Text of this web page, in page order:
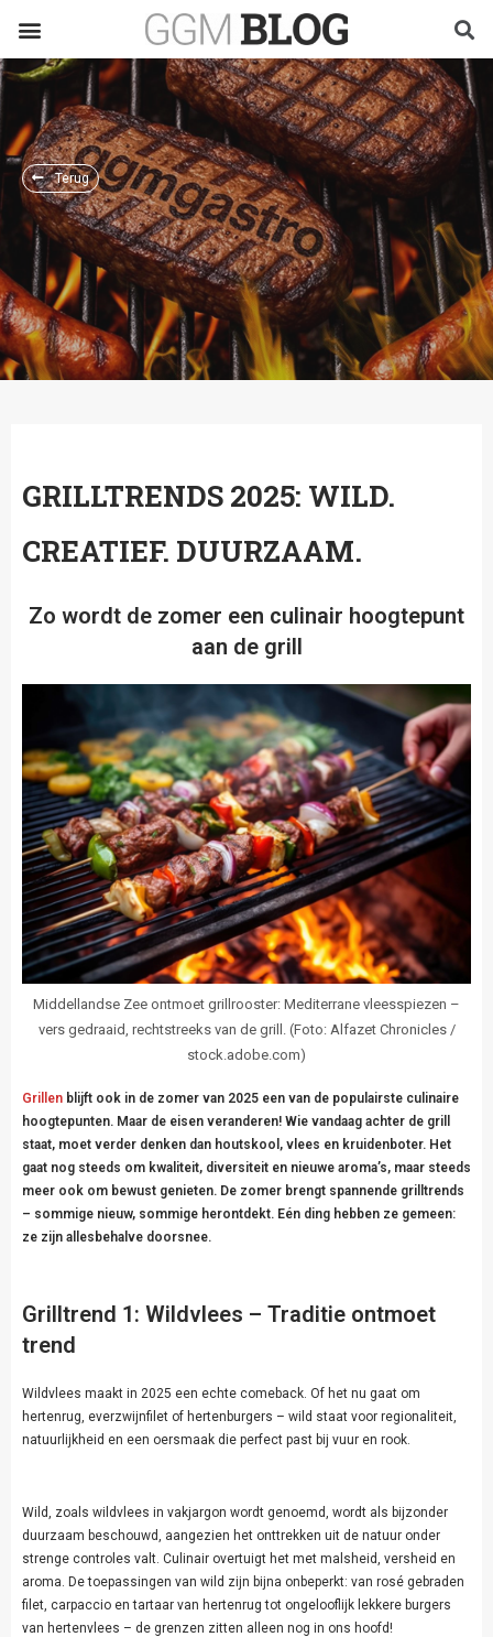
Terug
GRILLTRENDS 2025: WILD.
CREATIEF. DUURZAAM.
Zo wordt de zomer een culinair hoogtepunt
aan de grill
Middellandse Zee ontmoet grillrooster: Mediterrane vleesspiezen –
vers gedraaid, rechtstreeks van de grill. (Foto: Alfazet Chronicles /
stock.adobe.com)
Grillen blijft ook in de zomer van 2025 een van de populairste culinaire
hoogtepunten. Maar de eisen veranderen! Wie vandaag achter de grill
staat, moet verder denken dan houtskool, vlees en kruidenboter. Het
gaat nog steeds om kwaliteit, diversiteit en nieuwe aroma’s, maar steeds
meer ook om bewust genieten. De zomer brengt spannende grilltrends
– sommige nieuw, sommige herontdekt. Eén ding hebben ze gemeen:
ze zijn allesbehalve doorsnee.
Grilltrend 1: Wildvlees – Traditie ontmoet
trend
Wildvlees maakt in 2025 een echte comeback. Of het nu gaat om
hertenrug, everzwijnfilet of hertenburgers – wild staat voor regionaliteit,
natuurlijkheid en een oersmaak die perfect past bij vuur en rook.
Wild, zoals wildvlees in vakjargon wordt genoemd, wordt als bijzonder
duurzaam beschouwd, aangezien het onttrekken uit de natuur onder
strenge controles valt. Culinair overtuigt het met malsheid, versheid en
aroma. De toepassingen van wild zijn bijna onbeperkt: van rosé gebraden
filet, carpaccio en tartaar van hertenrug tot ongelooflijk lekkere burgers
van hertenvlees – de grenzen zitten alleen nog in ons hoofd!